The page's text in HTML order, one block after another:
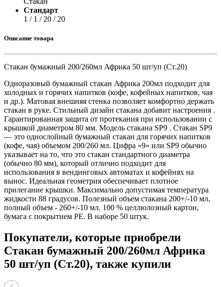
Стандарт
1 / 1 / 20 / 20
Описание товара
Стакан бумажный 200/260мл Африка 50 шт/уп (Ст.20)
Одноразовый бумажный стакан Африка 200мл подходит для
холодных и горячих напитков (кофе, кофейных напитков, чая
и др.). Матовая внешняя стенка позволяет комфортно держать
стакан в руке. Стильный дизайн стакана добавит настроения .
Гарантированная защита от протекания при использовании с
крышкой диаметром 80 мм. Модель стакана SP9 . Стакан SP9
— это однослойный бумажный стакан для горячих напитков
(кофе, чая) объемом 200/260 мл. Цифра «9» или SP9 обычно
указывает на то, что это стакан стандартного диаметра
(обычно 80 мм), который отлично подходит для
использования в вендинговых автоматах и кофейнях на
вынос. Идеальная геометрия обеспечивает плотное
прилегание крышки. Максимально допустимая температура
жидкости 88 градусов. Полезный объем стакана 200+/-10 мл,
полный объем - 260+/-10 мл. 100 % целлюлозный картон,
бумага с покрытием PE. В наборе 50 штук.
Покупатели, которые приобрели
Стакан бумажный 200/260мл Африка
50 шт/уп (Ст.20), также купили